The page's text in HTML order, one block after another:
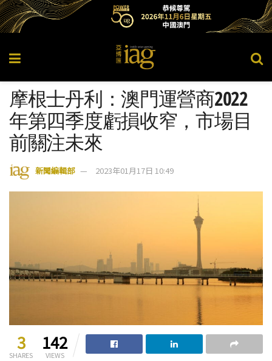
摩根士丹利：澳門運營商2022
年第四季度虧損收窄，市場目
前關注未來
新聞編輯部 2023年01月17日 10:49
3
SHARES
142
VIEWS